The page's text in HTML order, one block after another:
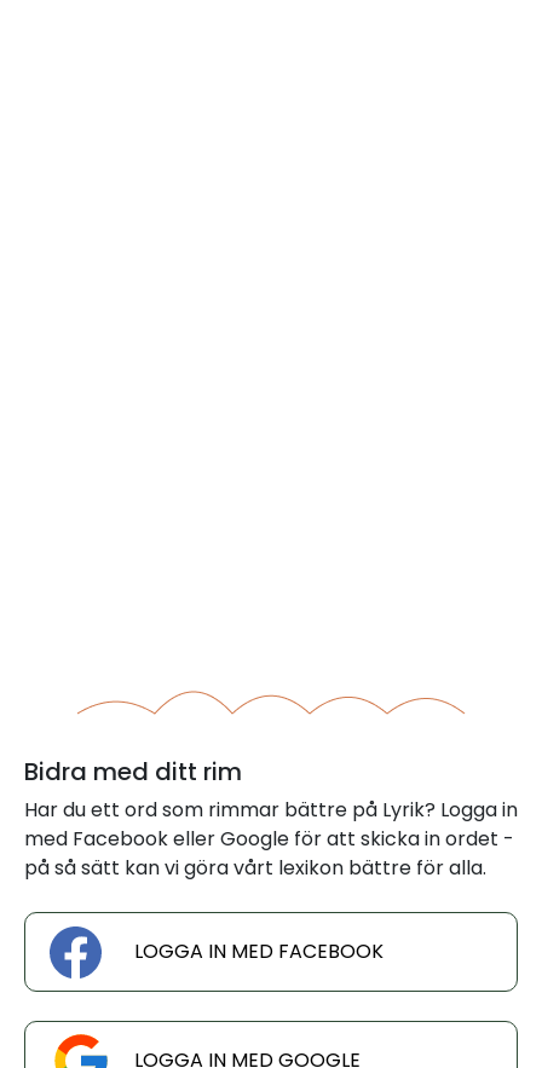
Bidra med ditt rim
Har du ett ord som rimmar bättre på Lyrik? Logga in
med Facebook eller Google för att skicka in ordet -
på så sätt kan vi göra vårt lexikon bättre för alla.
LOGGA IN MED FACEBOOK
LOGGA IN MED GOOGLE